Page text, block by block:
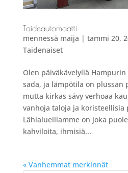
Taideautomaatti
mennessä maija | tammi 20,
Taidenaiset
Olen päiväkävelyllä
sada, ja lämpötila on plussan
mutta kirkas sävy verhoaa
vanhoja taloja ja koristeellisia
Lähialueillamme on joka
kahviloita, ihmisiä...
« Vanhemmat merkinnät